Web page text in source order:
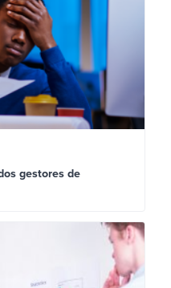
gestores de